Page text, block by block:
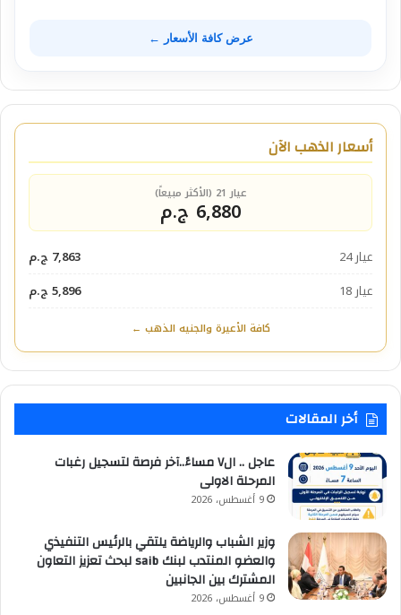
عرض كافة الأسعار ←
أسعار الذهب الآن
عيار 21 (الأكثر مبيعاً)
6,880 ج.م
عيار 24
7,863 ج.م
عيار 18
5,896 ج.م
كافة الأعيرة والجنيه الذهب ←
أخر المقالات
عاجل .. ال٧ مساءً..آخر فرصة لتسجيل رغبات
المرحلة الاولى
9 أغسطس، 2026
وزير الشباب والرياضة يلتقي بالرئيس التنفيذي
والعضو المنتدب لبنك saib لبحث تعزيز التعاون
المشترك بين الجانبين
9 أغسطس، 2026